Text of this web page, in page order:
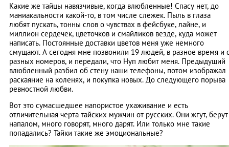
Какие же тайцы навязчивые, когда влюбленные! Спасу нет, до
маниакальности какой-то, в том числе слежек. Пыль в глаза
любят пускать, тонны слов о чувствах в фейсбуке, лайне, и
миллион сердечек, цветочков и смайликов везде, куда может
написать. Постоянные доставки цветов меня уже немного
смущают. А сегодня мне позвонили 19 людей, в разное время и
разных номеров, и передали, что Нуп любит меня. Предыдущий
влюбленный разбил об стену наши телефоны, потом изображал
раскаяние на коленях, и покупка новых. До следующего порыва
ревностной любви.
Вот это сумасшедшее напористое ухаживание и есть
отличительная черта тайских мужчин от русских. Они жгут, берут
напалом, много говорят, много дарят. Или только мне такие
попадались? Тайки такие же эмоциональные?